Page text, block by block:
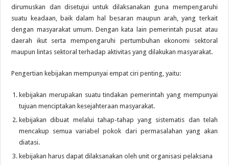
dirumuskan dan disetujui untuk dilaksanakan guna mempengaruhi
suatu keadaan, baik dalam hal besaran maupun arah, yang terkait
dengan masyarakat umum. Dengan kata lain pemerintah pusat atau
daerah ikut serta mempengaruhi pertumbuhan ekonomi sektoral
maupun lintas sektoral terhadap aktivitas yang dilakukan masyarakat.
Pengertian kebijakan mempunyai empat ciri penting, yaitu:
kebijakan merupakan suatu tindakan pemerintah yang mempunyai
tujuan menciptakan kesejahteraan masyarakat.
kebijakan dibuat melalui tahap-tahap yang sistematis dan telah
mencakup semua variabel pokok dari permasalahan yang akan
diatasi.
kebijakan harus dapat dilaksanakan oleh unit organisasi pelaksana